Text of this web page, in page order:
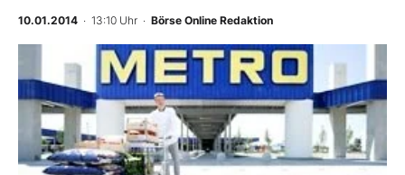
BO-Musterdepots
Experten
Mein B:O
10.01.2014 · 13:10 Uhr · Börse Online Redaktion